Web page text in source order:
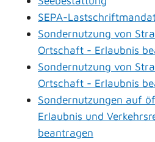
SEPA-
Sondernutzung von
Ortschaft - Erlaubnis
Sondernutzung von
Ortschaft - Erlaubnis
Sondernutzungen auf
Erlaubnis und
beantragen